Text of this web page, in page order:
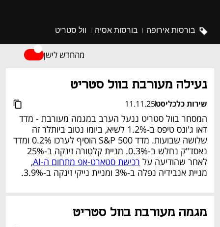
בורסות אירופה בורסות אסיה וול סטריט
מהחדש לישן
נעילה מעורבת בוול סטריט
שירות כלכליסט11.11.25
המסחר בוול סטריט ננעל הערב במגמה מעורבת - מדד
שלושה שבועות. מדד S&P 500 הוסיף לערכו 0.2% ומדד
נאסד"ק נחלש ב-0.3%. מניית קלטורה זינקה ב-25%
לאחר שהודיעה על רכישת סטארט-אפ מתחום ה-AI
מניית אנבידיה נפלה ב-3% ומניית נייקי זינקה ב-3.9%.
מגמה מעורבת בוול סטריט